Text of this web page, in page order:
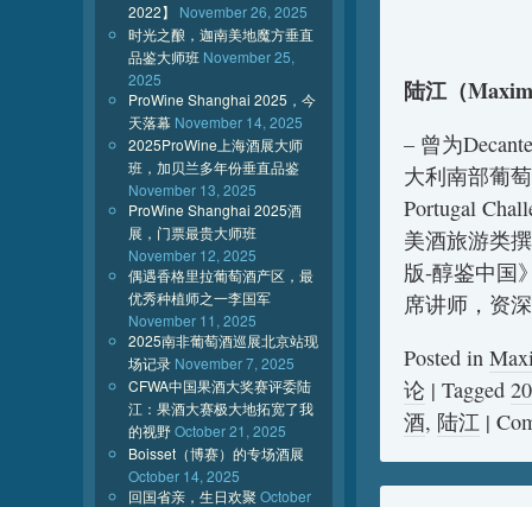
陆江（
– 曾为
大利南部葡
Portugal
美酒旅游类
版-醇鉴中国
席讲师，资
Posted in
论 | Tagged
酒, 陆江 |
2022】
November 26, 2025
时光之酿，迦南美地魔方垂直
品鉴大师班 November 25,
2025
ProWine Shanghai 2025，今
天落幕 November 14, 2025
2025ProWine上海酒展大师
班，加贝兰多年份垂直品鉴
November 13, 2025
ProWine Shanghai 2025酒
展，门票最贵大师班
November 12, 2025
偶遇香格里拉葡萄酒产区，最
优秀种植师之一李国军
November 11, 2025
2025南非葡萄酒巡展北京站现
场记录 November 7, 2025
CFWA中国果酒大奖赛评委陆
江：果酒大赛极大地拓宽了我
的视野October 21, 2025
Boisset（博赛）的专场酒展
October 14, 2025
回国省亲，生日欢聚 October